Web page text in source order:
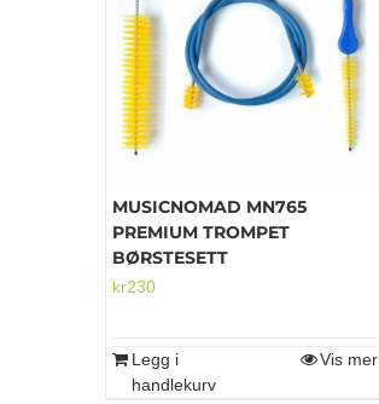
MUSICNOMAD MN765
PREMIUM TROMPET
BØRSTESETT
kr230
Legg i
handlekurv
Vis mer